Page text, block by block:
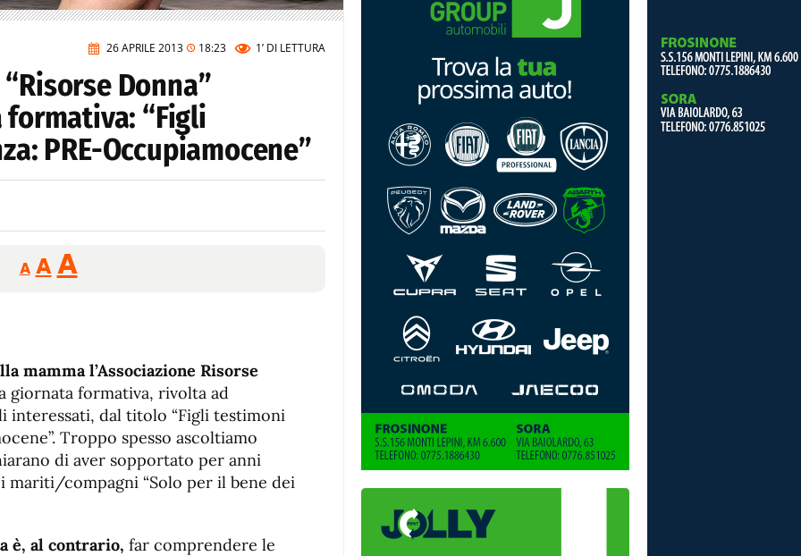
26 APRILE 2013 18:23 1’ DI LETTURA
Donna”
“Figli
PRE-Occupiamocene”
A
Reducir
tamaño
A Restablecer
tamaño
AAumentar
fuente.
mamma l’Associazione Risorse
giornata formativa, rivolta ad
interessati, dal titolo “Figli testimoni
Troppo spesso ascoltiamo
di aver sopportato per anni
mariti/compagni “Solo per il bene dei
è, al contrario, far comprendere le